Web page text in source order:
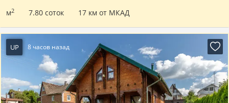
м2 7.80 соток 17 км от МКАД
UP 8 часов назад